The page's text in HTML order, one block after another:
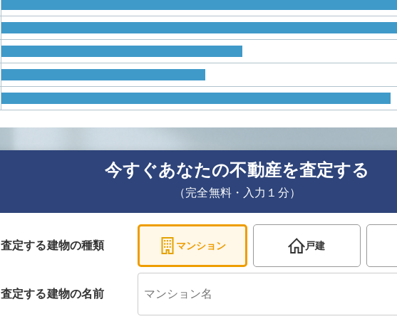
今すぐあなたの不動産を査定する
（完全無料・入力１分）
査定する建物の種類 マンション 戸建
査定する建物の名前